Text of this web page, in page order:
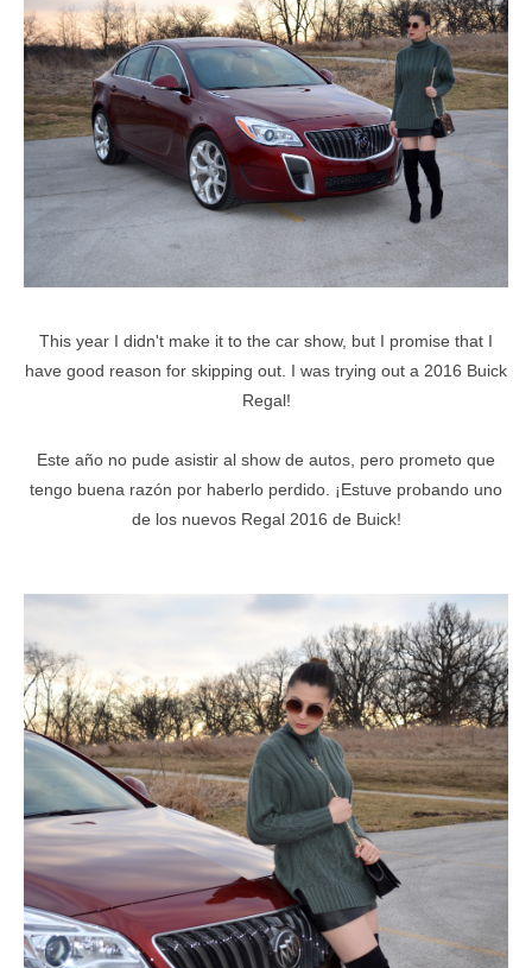
This year I didn't make it to the car show, but I promise that I
have good reason for skipping out. I was trying out a 2016 Buick
Regal!
Este año no pude asistir al show de autos, pero prometo que
tengo buena razón por haberlo perdido. ¡Estuve probando uno
de los nuevos Regal 2016 de Buick!